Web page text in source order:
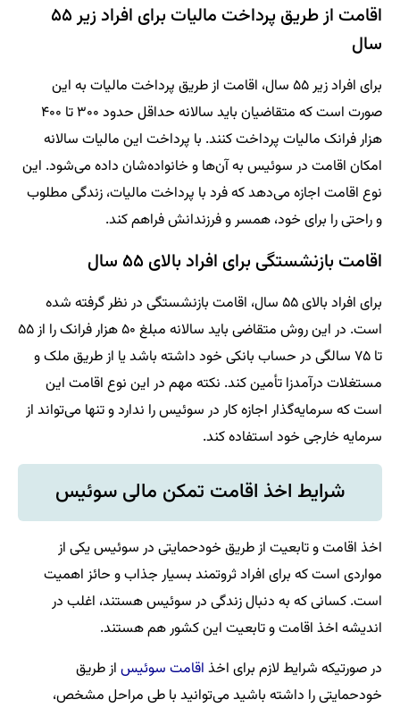
اقامت از طریق پرداخت مالیات برای افراد زیر ۵۵
سال
برای افراد زیر ۵۵ سال، اقامت از طریق پرداخت مالیات به این
صورت است که متقاضیان باید سالانه حداقل حدود ۳۰۰ تا ۴۰۰
هزار فرانک مالیات پرداخت کنند. با پرداخت این مالیات سالانه
امکان اقامت در سوئیس به آن‌ها و خانواده‌شان داده می‌شود. این
نوع اقامت اجازه می‌دهد که فرد با پرداخت مالیات، زندگی مطلوب
و راحتی را برای خود، همسر و فرزندانش فراهم کند.
اقامت بازنشستگی برای افراد بالای ۵۵ سال
برای افراد بالای ۵۵ سال، اقامت بازنشستگی در نظر گرفته شده
است. در این روش متقاضی باید سالانه مبلغ ۵۰ هزار فرانک را از ۵۵
تا ۷۵ سالگی در حساب بانکی خود داشته باشد یا از طریق ملک و
مستغلات درآمدزا تأمین کند. نکته مهم در این نوع اقامت این
است که سرمایه‌گذار اجازه کار در سوئیس را ندارد و تنها می‌تواند از
سرمایه خارجی خود استفاده کند.
شرایط اخذ اقامت تمکن مالی سوئیس
اخذ اقامت و تابعیت از طریق خودحمایتی در سوئیس یکی از
مواردی است که برای افراد ثروتمند بسیار جذاب و حائز اهمیت
است. کسانی که به دنبال زندگی در سوئیس هستند، اغلب در
اندیشه اخذ اقامت و تابعیت این کشور هم هستند.
در صورتیکه شرایط لازم برای اخذ اقامت سوئیس از طریق
خودحمایتی را داشته باشید می‌توانید با طی مراحل مشخص،